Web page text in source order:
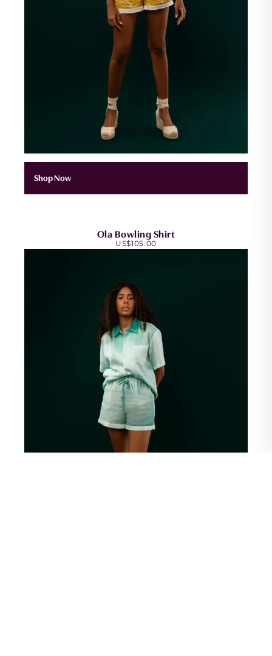
Shop Now
Ola Bowling Shirt
US$105.00